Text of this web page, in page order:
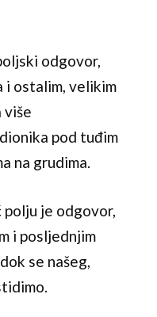
odgovor,
i ostalim, velikim
više
pod tuđim
na grudima.
polju je odgovor,
i posljednjim
se našeg,